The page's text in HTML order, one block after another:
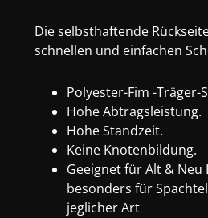
Die selbsthaftende
schnellen und einfachen
Polyester-Fim -Träger-
Hohe Abtragsleistung.
Hohe Standzeit.
Keine Knotenbildung.
Geeignet für Alt & Neu
besonders für
jeglicher Art